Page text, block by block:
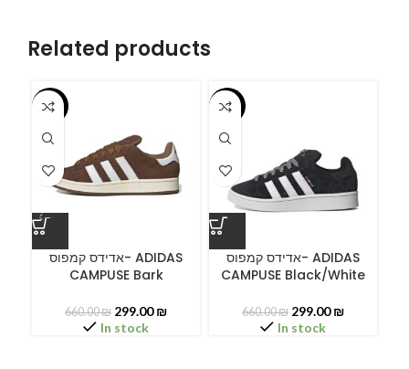
Related products
-55%
אדידס קמפוס- ADIDAS
CAMPUSE Bark
660.00₪ 299.00₪
In stock
-55%
אדידס קמפוס- ADIDAS
CAMPUSE Black/White
660.00₪ 299.00₪
In stock